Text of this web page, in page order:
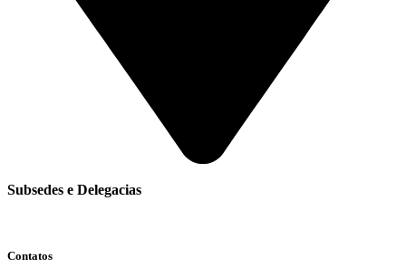
Subsedes e Delegacias
Contatos